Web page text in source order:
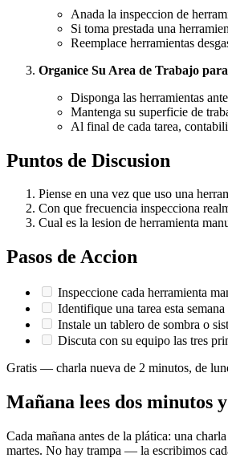
Anada la inspeccion de
Si toma prestada una
Reemplace herramientas
Organice Su Area de Trabajo
Disponga las herramientas
Mantenga su superficie de
Al final de cada tarea,
Puntos de Discusion
Piense en una vez que uso una
Con que frecuencia inspecciona
Cual es la lesion de herramienta
Pasos de Accion
Inspeccione cada herramienta
Identifique una tarea esta
Instale un tablero de sombra o
Discuta con su equipo las tres
Gratis — charla nueva de 2 minutos, de
Mañana lees dos minutos
Cada mañana antes de la plática: una
martes. No hay trampa — la escribimos